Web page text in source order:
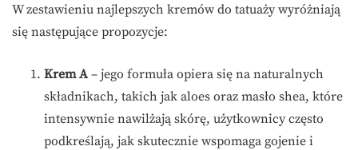
W zestawieniu najlepszych kremów do tatuaży wyróżniają
się następujące propozycje:
Krem A – jego formuła opiera się na naturalnych
składnikach, takich jak aloes oraz masło shea, które
intensywnie nawilżają skórę, użytkownicy często
podkreślają, jak skutecznie wspomaga gojenie i